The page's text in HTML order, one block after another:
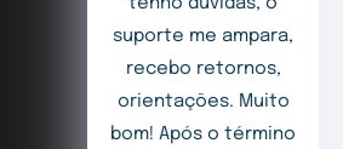
tenho dúvidas, o
suporte me ampara,
recebo retornos,
orientações. Muito
bom! Após o término